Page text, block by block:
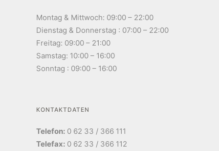
Montag & Mittwoch: 09:00 – 22:00
Dienstag & Donnerstag : 07:00 – 22:00
Freitag: 09:00 – 21:00
Samstag: 10:00 – 16:00
Sonntag : 09:00 – 16:00
KONTAKTDATEN
Telefon: 0 62 33 / 366 111
Telefax: 0 62 33 / 366 112